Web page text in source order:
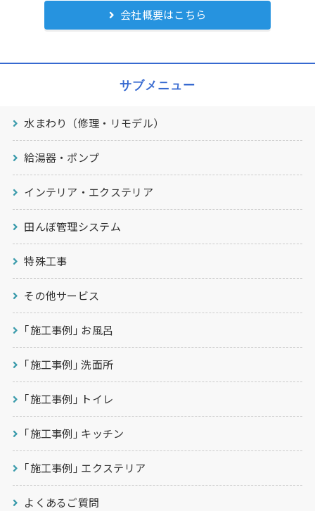
会社概要はこちら
サブメニュー
水まわり（修理・リモデル）
給湯器・ポンプ
インテリア・エクステリア
田んぼ管理システム
特殊工事
その他サービス
｢施工事例｣ お風呂
｢施工事例｣ 洗面所
｢施工事例｣ トイレ
｢施工事例｣ キッチン
｢施工事例｣ エクステリア
よくあるご質問